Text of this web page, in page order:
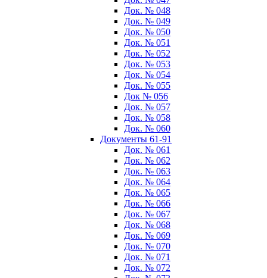
Док. № 048
Док. № 049
Док. № 050
Док. № 051
Док. № 052
Док. № 053
Док. № 054
Док. № 055
Док № 056
Док. № 057
Док. № 058
Док. № 060
Документы 61-91
Док. № 061
Док. № 062
Док. № 063
Док. № 064
Док. № 065
Док. № 066
Док. № 067
Док. № 068
Док. № 069
Док. № 070
Док. № 071
Док. № 072